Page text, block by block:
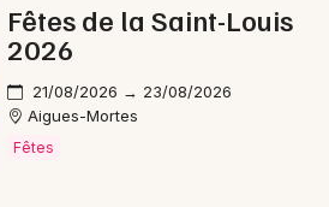
Fêtes de la Saint-Louis
2026
21/08/2026 → 23/08/2026
Aigues-Mortes
Fêtes